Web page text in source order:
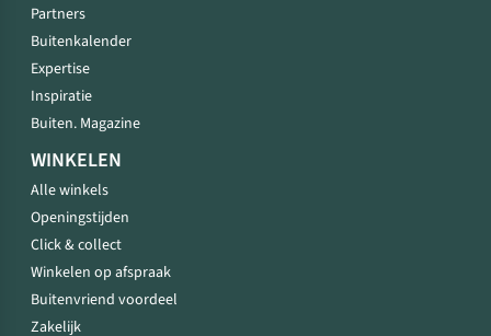
Partners
Buitenkalender
Expertise
Inspiratie
Buiten. Magazine
WINKELEN
Alle winkels
Openingstijden
Click & collect
Winkelen op afspraak
Buitenvriend voordeel
Zakelijk